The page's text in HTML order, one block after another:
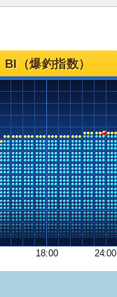
BI（爆釣指数）
18:00 24:00